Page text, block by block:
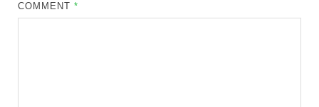
COMMENT*